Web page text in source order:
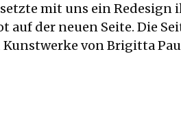
mit uns ein Redesign
auf der neuen Seite. Die
von Brigitta